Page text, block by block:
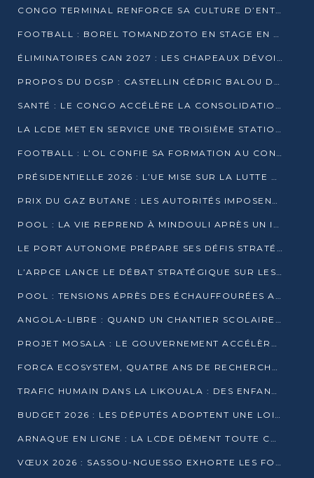
CONGO TERMINAL RENFORCE SA CULTURE D’ENTREPRISE AVEC LE PROGRAMME « WIN TOGETHER »
FOOTBALL : BOREL TOMANDZOTO EN STAGE EN ESPAGNE AVEC POLISSYA FC
ÉLIMINATOIRES CAN 2027 : LES CHAPEAUX DÉVOILÉS, LE CONGO FIXÉ SUR SON SORT
PROPOS DU DGSP : CASTELLIN CÉDRIC BALOU DÉNONCE DES PROPOS INTIMIDANTS
SANTÉ : LE CONGO ACCÉLÈRE LA CONSOLIDATION DE L’OFFRE DE SOINS
LA LCDE MET EN SERVICE UNE TROISIÈME STATION D’EAU POTABLE À MFILOU
FOOTBALL : L’OL CONFIE SA FORMATION AU CONGOLAIS CHRISTIAN BASSILA
PRÉSIDENTIELLE 2026 : L’UE MISE SUR LA LUTTE CONTRE LA DÉSINFORMATION
PRIX DU GAZ BUTANE : LES AUTORITÉS IMPOSENT LE RESPECT DES PRIX RÉGLEMENTÉS
POOL : LA VIE REPREND À MINDOULI APRÈS UN INCIDENT ARMÉ SUR LA RN1
LE PORT AUTONOME PRÉPARE SES DÉFIS STRATÉGIQUES DE 2026
L’ARPCE LANCE LE DÉBAT STRATÉGIQUE SUR LES DONNÉES, L’IA ET LA FINANCE NUMÉRIQUE AU CONGO
POOL : TENSIONS APRÈS DES ÉCHAUFFOURÉES ARMÉES ENTRE DGSP ET EX-MILICIENS NINJA
ANGOLA-LIBRE : QUAND UN CHANTIER SCOLAIRE DEVIENT LE MIROIR D’UN CONGO EN MOUVEMENT
PROJET MOSALA : LE GOUVERNEMENT ACCÉLÈRE L’INSERTION DES JEUNES EN 2026
FORCA ECOSYSTEM, QUATRE ANS DE RECHERCHE DE TERRAIN AVANT UN LANCEMENT OFFICIEL EN 2026
TRAFIC HUMAIN DANS LA LIKOUALA : DES ENFANTS AUTOCHTONES RÉDUITS AU TRAVAIL FORCÉ
BUDGET 2026 : LES DÉPUTÉS ADOPTENT UNE LOI DES FINANCES DE PLUS DE 2500 MILLIARDS FCFA
ARNAQUE EN LIGNE : LA LCDE DÉMENT TOUTE CAMPAGNE DE RECRUTEMENT
VŒUX 2026 : SASSOU-NGUESSO EXHORTE LES FORCES VIVES À RENFORCER L’UNITÉ